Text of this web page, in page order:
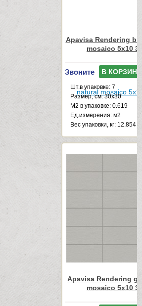
Apavisa Rendering
mosaico 5x10
Звоните В КОРЗИНУ
Шт.в упаковке: 7
Размер, см: 30x30
М2 в упаковке: 0.619
Ед.измерения: м2
Веc упаковки, кг: 12.854
Apavisa Rendering
mosaico 5x10